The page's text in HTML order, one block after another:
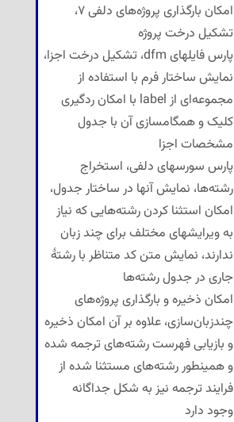
امکان بارگذاری پروژه‌های دلفی ۷،
تشکیل درخت پروژه
پارس فایلهای dfm، تشکیل درخت اجزا،
نمایش ساختار فرم با استفاده از
مجموعه‌ای از label با امکان ردگیری
کلیک و همگامسازی آن با جدول
مشخصات اجزا
پارس سورسهای دلفی، استخراج
رشته‌ها، نمایش آنها در ساختار جدول،
امکان استثنا کردن رشته‌هایی که نیاز
به ویرایشهای مختلف برای چند زبان
ندارند، نمایش متن کد متناظر با رشتهٔ
جاری در جدول رشته‌ها
امکان ذخیره و بارگذاری پروژه‌های
چندزبان‌سازی، علاوه بر آن امکان ذخیره
و بازیابی فهرست رشته‌های ترجمه شده
و همینطور رشته‌های مستثنا شده از
فرایند ترجمه نیز به شکل جداگانه
وجود دارد